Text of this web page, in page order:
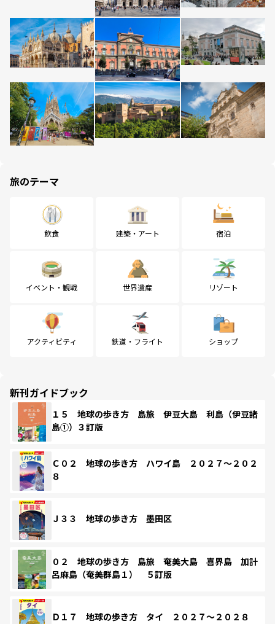
旅のテーマ
飲食 建築・アート 宿泊
イベント・観戦 世界遺産 リゾート
アクティビティ 鉄道・フライト ショップ
新刊ガイドブック
１５ 地球の歩き方 島旅 伊豆大島 利島（伊豆諸
島①）３訂版
Ｃ０２ 地球の歩き方 ハワイ島 ２０２７～２０２
８
Ｊ３３ 地球の歩き方 墨田区
０２ 地球の歩き方 島旅 奄美大島 喜界島 加計
呂麻島（奄美群島１） ５訂版
Ｄ１７ 地球の歩き方 タイ ２０２７～２０２８